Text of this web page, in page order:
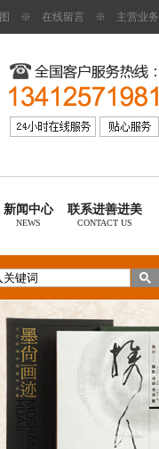
※ 在线留言 ※ 主营业务
新闻中心
NEWS
联系进善进美
CONTACT US